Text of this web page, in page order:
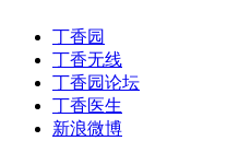
丁香园
丁香无线
丁香园论坛
丁香医生
新浪微博